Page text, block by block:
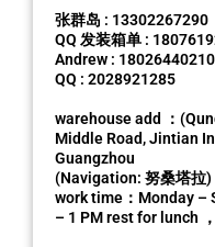
张群岛 : 13302267290
QQ 发装箱单 :
Andrew : 18026440210
QQ : 2028921285
warehouse add ：
Middle Road, Jintian
Guangzhou
(Navigation: 努桑塔拉)
work time：Monday –
– 1 PM rest for lunch